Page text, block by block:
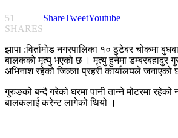
51
SHARES
ShareTweetYoutube
झापा :विर्तामोड नगरपालिका १० ठुटेबर चोकमा
बालकको मृत्यु भएको छ । मृत्यु हुनेमा डम्बरबहादुर
अभिनाश रहेको जिल्ला प्रहरी कार्यालयले जनाएको
गुरुङको बन्दै गरेको घरमा पानी तान्ने मोटरमा रहेको
बालकलाई करेन्ट लागेको थियो ।